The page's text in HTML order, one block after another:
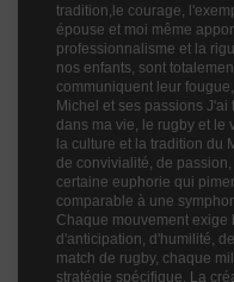
tradition,le courage,
épouse et moi même
professionnalisme et la
nos enfants, sont
communiquent leur
Michel et ses passions
dans ma vie, le rugby et le
la culture et la tradition du
de convivialité, de
certaine euphorie qui
comparable à une
Chaque mouvement exige
d'anticipation, d'humilité,
match de rugby, chaque
stratégie spécifique. La